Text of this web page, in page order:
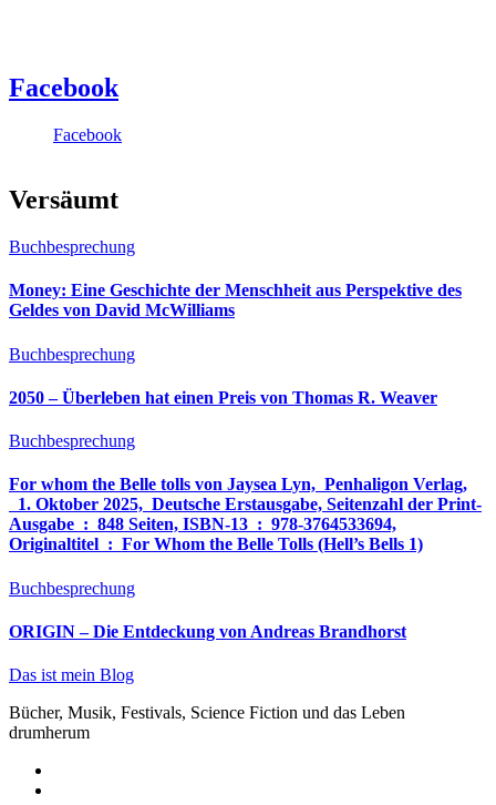
Facebook
Facebook
Versäumt
Buchbesprechung
Money: Eine Geschichte der Menschheit aus Perspektive des
Geldes von David McWilliams
Buchbesprechung
2050 – Überleben hat einen Preis von Thomas R. Weaver
Buchbesprechung
For whom the Belle tolls von Jaysea Lyn, ‎ Penhaligon Verlag,
‎ 1. Oktober 2025, ‎ Deutsche Erstausgabe, Seitenzahl der Print-
Ausgabe ‏ : ‎ 848 Seiten, ISBN-13 ‏ : ‎ 978-3764533694,
Originaltitel ‏ : ‎ For Whom the Belle Tolls (Hell’s Bells 1)
Buchbesprechung
ORIGIN – Die Entdeckung von Andreas Brandhorst
Das ist mein Blog
Bücher, Musik, Festivals, Science Fiction und das Leben
drumherum